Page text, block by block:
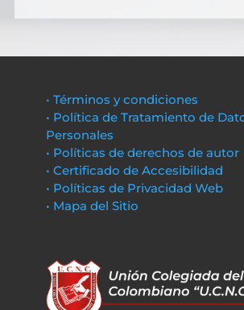
• Términos y condiciones
• Política de Tratamiento de
Personales
• Políticas de derechos de autor
• Certificado de Accesibilidad
• Políticas de Privacidad Web
• Mapa del Sitio